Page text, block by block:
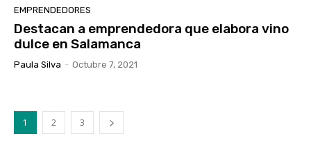
EMPRENDEDORES
Destacan a emprendedora que elabora vino
dulce en Salamanca
Paula Silva - Octubre 7, 2021
1 2 3